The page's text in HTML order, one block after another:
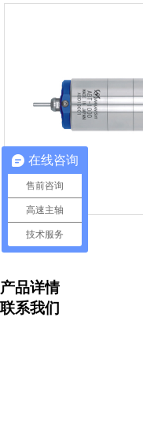
产品详情
联系我们
在线咨询
售前咨询
高速主轴
技术服务